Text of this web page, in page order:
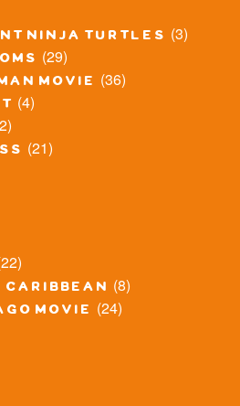
ninja turtles (3)
(29)
movie (36)
(4)
(21)
(8)
movie (24)